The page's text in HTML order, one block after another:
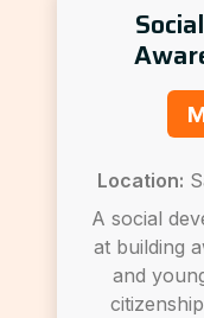
Location:
A social
at building
and